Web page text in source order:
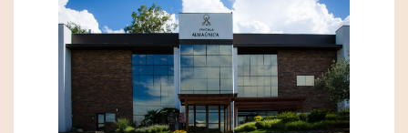
Don Abel
Don Giovanni
Don Laurindo
Estância Paraizo Vinícola Boutique